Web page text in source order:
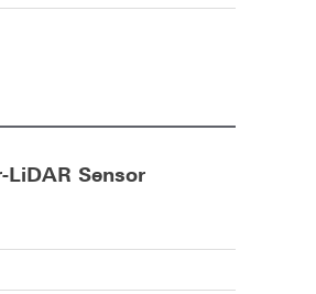
LiDAR Sensor